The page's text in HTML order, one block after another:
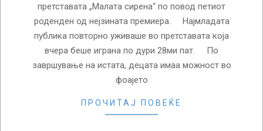
претставата „Малата сирена“ по повод петиот
роденден од нејзината премиера. Најмладата
публика повторно уживаше во претставата која
вчера беше играна по дури 28ми пат. По
завршување на истата, децата имаа можност во
фоајето
ПРОЧИТАЈ ПОВЕЌЕ